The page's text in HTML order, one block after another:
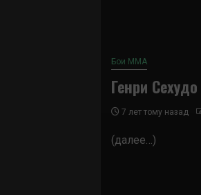
Бои ММА
Генри
7 лет тому назад
(далее…)